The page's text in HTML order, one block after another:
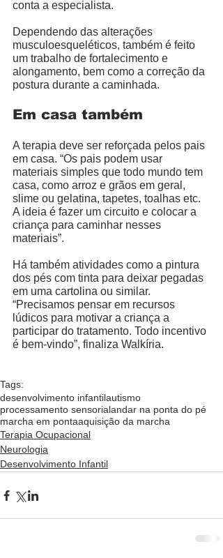
conta a especialista.
Dependendo das alterações
musculoesqueléticos, também é feito
um trabalho de fortalecimento e
alongamento, bem como a correção da
postura durante a caminhada.
Em casa também
A terapia deve ser reforçada pelos pais
em casa. “Os pais podem usar
materiais simples que todo mundo tem
casa, como arroz e grãos em geral,
slime ou gelatina, tapetes, toalhas etc.
A ideia é fazer um circuito e colocar a
criança para caminhar nesses
materiais”.
Há também atividades como a pintura
dos pés com tinta para deixar pegadas
em uma cartolina ou similar.
“Precisamos pensar em recursos
lúdicos para motivar a criança a
participar do tratamento. Todo incentivo
é bem-vindo”, finaliza Walkíria.
Tags:
desenvolvimento infantilautismo
processamento sensorialandar na ponta do pé
marcha em pontaaquisição da marcha
Terapia Ocupacional
Neurologia
Desenvolvimento Infantil